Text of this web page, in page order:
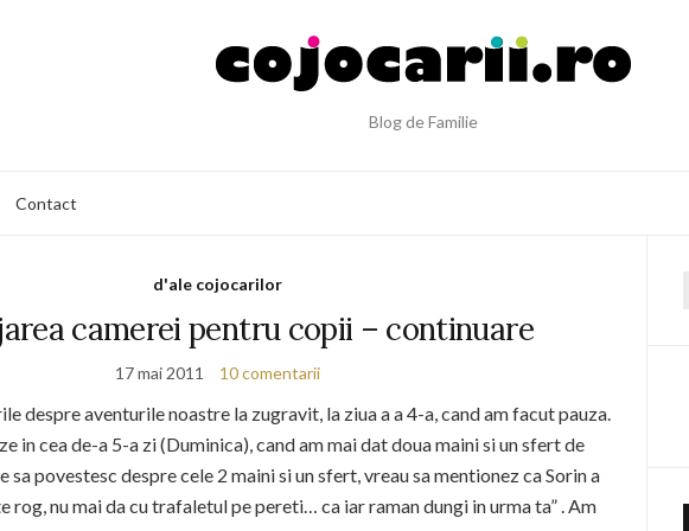
Blog de Familie
Contact
d'ale cojocarilor
camerei pentru copii – continuare
17 mai 2011 10 comentarii
despre aventurile noastre la zugravit, la ziua a a 4-a, cand am facut pauza.
in cea de-a 5-a zi (Duminica), cand am mai dat doua maini si un sfert de
sa povestesc despre cele 2 maini si un sfert, vreau sa mentionez ca Sorin a
rog, nu mai da cu trafaletul pe pereti… ca iar raman dungi in urma ta” . Am